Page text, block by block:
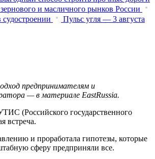
и масличного рынков России
Пульс угля — 3 августа
предпринимателям и
— в материале EastRussia.
(Российского государственного
встреча.
и проработала гипотезы, которые
сферу предприняли все.